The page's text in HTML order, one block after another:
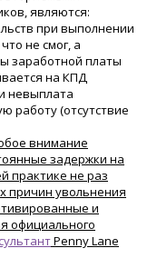
являются:
при выполнении
не смог, а
заработной платы
на КПД
невыплата
работу (отсутствие
внимание
задержки на
практике не раз
причин увольнения
и
официального
Penny Lane